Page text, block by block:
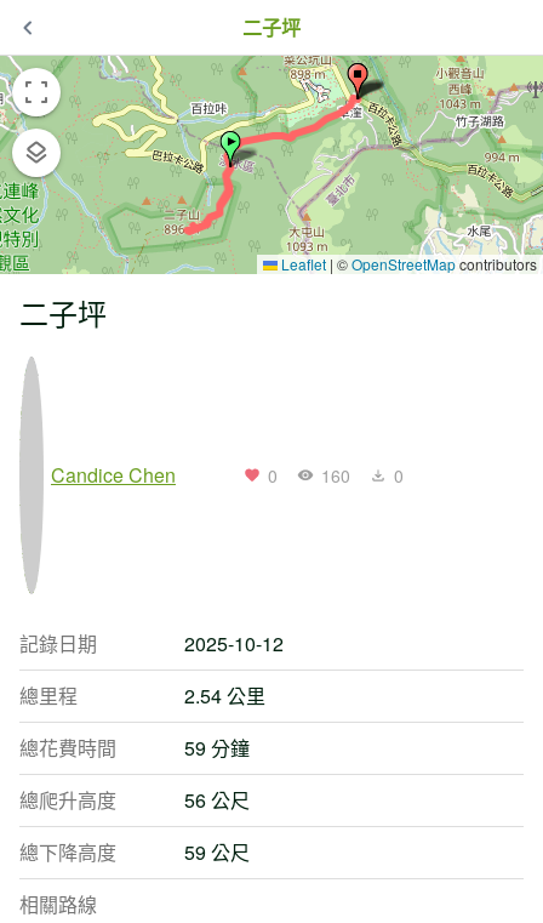
二子坪
Leaflet | ©OpenStreetMapcontributors
二子坪
Candice Chen 0 160 0
記錄日期
2025-10-12
總里程
2.54 公里
總花費時間
59 分鐘
總爬升高度
56 公尺
總下降高度
59 公尺
相關路線